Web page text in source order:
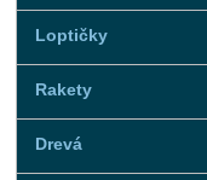
Loptičky
Rakety
Drevá